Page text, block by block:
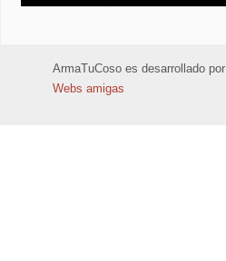
ArmaTuCoso es desarrollado por
Webs amigas